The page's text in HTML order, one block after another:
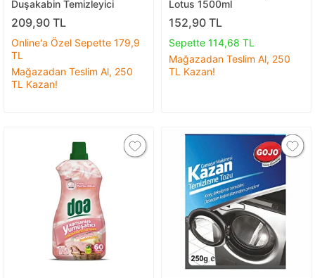
Duşakabin Temizleyici
209,90 TL
Online'a Özel Sepette 179,9
TL
Mağazadan Teslim Al, 250
TL Kazan!
Lotus 1500ml
152,90 TL
Sepette 114,68 TL
Mağazadan Teslim Al, 250
TL Kazan!